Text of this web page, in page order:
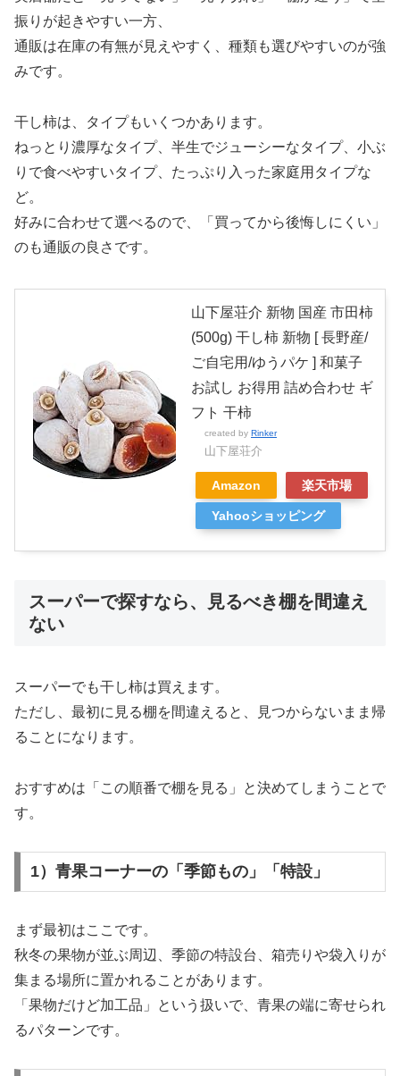
振りが起きやすい一方、
通販は在庫の有無が見えやすく、種類も選びやすいのが強
みです。
干し柿は、タイプもいくつかあります。
ねっとり濃厚なタイプ、半生でジューシーなタイプ、小ぶ
りで食べやすいタイプ、たっぷり入った家庭用タイプな
ど。
好みに合わせて選べるので、「買ってから後悔しにくい」
のも通販の良さです。
山下屋荘介 新物 国産 市田柿
(500g) 干し柿 新物 [ 長野産/
ご自宅用/ゆうパケ ] 和菓子
お試し お得用 詰め合わせ ギ
フト 干柿
created by Rinker
山下屋荘介
Amazon 楽天市場
Yahooショッピング
スーパーで探すなら、見るべき棚を間違え
ない
スーパーでも干し柿は買えます。
ただし、最初に見る棚を間違えると、見つからないまま帰
ることになります。
おすすめは「この順番で棚を見る」と決めてしまうことで
す。
1）青果コーナーの「季節もの」「特設」
まず最初はここです。
秋冬の果物が並ぶ周辺、季節の特設台、箱売りや袋入りが
集まる場所に置かれることがあります。
「果物だけど加工品」という扱いで、青果の端に寄せられ
るパターンです。